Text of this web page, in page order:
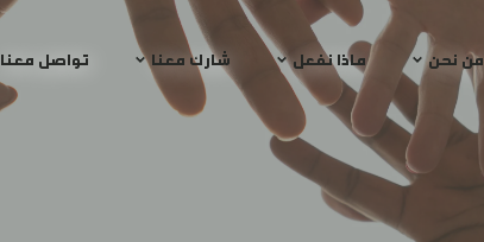
من نحن ماذا نفعل شارك معنا تواصل معنا